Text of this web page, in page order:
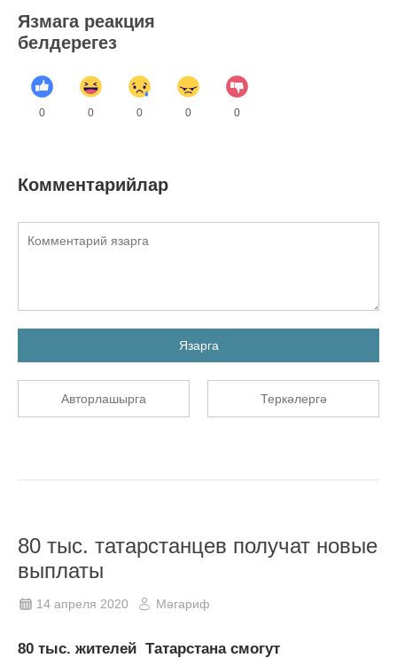
Язмага реакция
белдерегез
0 0 0 0 0
Комментарийлар
Язарга
Авторлашырга Теркәлергә
80 тыс. татарстанцев получат новые
выплаты
14 апреля 2020 Мәгариф
80 тыс. жителей Татарстана смогут